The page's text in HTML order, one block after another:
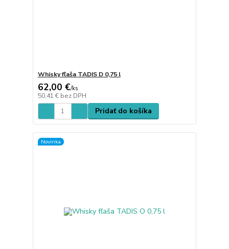
Whisky fľaša TADIS D 0,75 l
62,00 €/ks
50,41 € bez DPH
Pridať do košíka
Novinka